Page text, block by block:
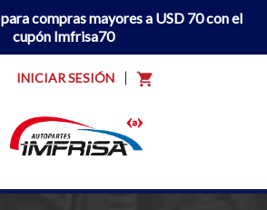
para compras mayores a USD 70 con el
cupón Imfrisa70
INICIAR SESIÓN shopping_cart